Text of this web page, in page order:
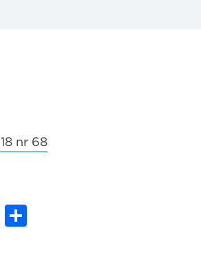
nr 68
Email